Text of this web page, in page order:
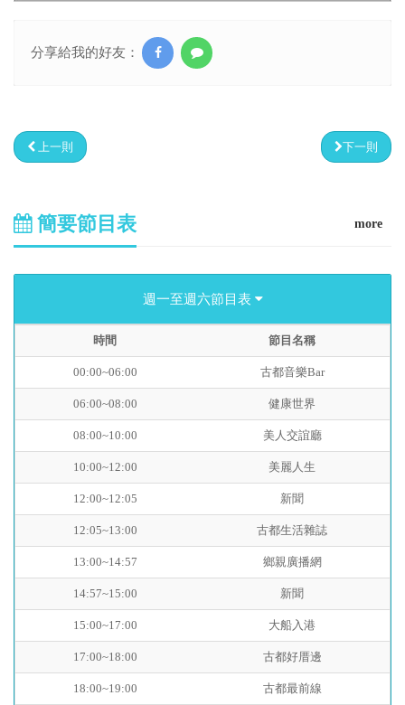
分享給我的好友：
上一則 下一則
簡要節目表 more
週一至週六節目表
時間 節目名稱
00:00~06:00 古都音樂Bar
06:00~08:00 健康世界
08:00~10:00 美人交誼廳
10:00~12:00 美麗人生
12:00~12:05 新聞
12:05~13:00 古都生活雜誌
13:00~14:57 鄉親廣播網
14:57~15:00 新聞
15:00~17:00 大船入港
17:00~18:00 古都好厝邊
18:00~19:00 古都最前線